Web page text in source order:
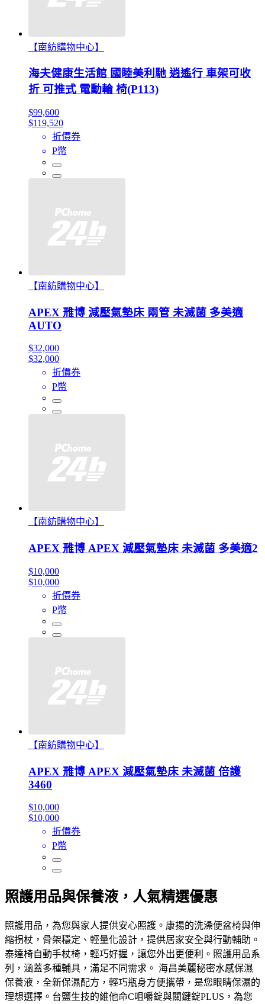
【南紡購物中心】
海夫健康生活館 國睦美利馳 逍遙行 車架可收
折 可推式 電動輪 椅(P113)
$99,600
$119,520
折價券
P幣
【南紡購物中心】
APEX 雃博 減壓氣墊床 兩管 未滅菌 多美適
AUTO
$32,000
$32,000
折價券
P幣
【南紡購物中心】
APEX 雃博 APEX 減壓氣墊床 未滅菌 多美適2
$10,000
$10,000
折價券
P幣
【南紡購物中心】
APEX 雃博 APEX 減壓氣墊床 未滅菌 倍護
3460
$10,000
$10,000
折價券
P幣
照護用品與保養液，人氣精選優惠
照護用品，為您與家人提供安心照護。康揚的洗澡便盆椅與伸
縮拐杖，骨架穩定、輕量化設計，提供居家安全與行動輔助。
泰達椅自動手杖椅，輕巧好握，讓您外出更便利。照護用品系
列，涵蓋多種輔具，滿足不同需求。 海昌美麗秘密水感保濕
保養液，全新保濕配方，輕巧瓶身方便攜帶，是您眼睛保濕的
理想選擇。台鹽生技的維他命C咀嚼錠與關鍵錠PLUS，為您